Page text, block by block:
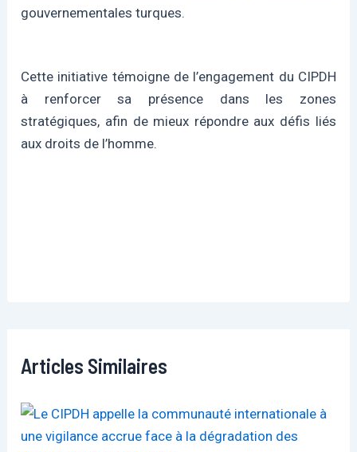
gouvernementales turques.
Cette initiative témoigne de l’engagement du CIPDH
à renforcer sa présence dans les zones
stratégiques, afin de mieux répondre aux défis liés
aux droits de l’homme.
Articles Similaires